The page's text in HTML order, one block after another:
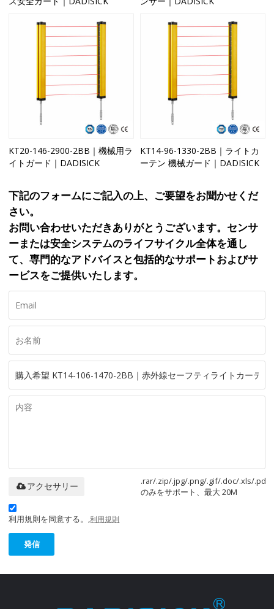
KT20-146-2900-2BB｜機械用ラ
イトガード｜DADISICK
KT14-96-1330-2BB｜ライトカ
ーテン 機械ガード｜DADISICK
下記のフォームにご記入の上、ご要望をお聞かせくだ
さい。
お問い合わせいただきありがとうございます。センサ
ーまたは安全システムのライフサイクル全体を通し
て、専門的なアドバイスと包括的なサポートおよびサ
ービスをご提供いたします。
.rar/.zip/.jpg/.png/.gif/.doc/.xls/.pdf
のみをサポート、最大 20M
アクセサリー
利用規則を同意する。,利用規則
発信